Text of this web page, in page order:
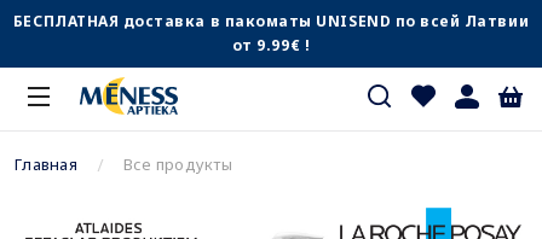
БЕСПЛАТНАЯ доставка в пакоматы UNISEND по всей Латвии
от 9.99€ !
Главная Все продукты